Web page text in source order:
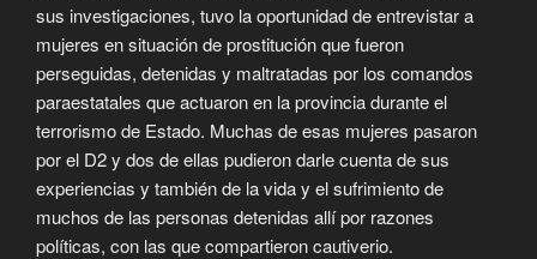
sus investigaciones, tuvo la oportunidad de entrevistar a
mujeres en situación de prostitución que fueron
perseguidas, detenidas y maltratadas por los comandos
paraestatales que actuaron en la provincia durante el
terrorismo de Estado. Muchas de esas mujeres pasaron
por el D2 y dos de ellas pudieron darle cuenta de sus
experiencias y también de la vida y el sufrimiento de
muchos de las personas detenidas allí por razones
políticas, con las que compartieron cautiverio.